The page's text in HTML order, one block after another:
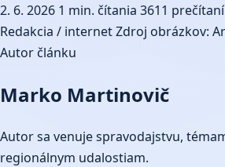
2. 6. 2026 1 min. čítania 3611 prečítaní
Redakcia / internetZdroj obrázkov:
Autor článku
Marko Martinovič
Autor sa venuje spravodajstvu,
regionálnym udalostiam.